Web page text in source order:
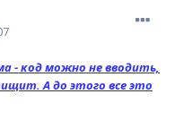
- код можно не вводить,
А до этого все это